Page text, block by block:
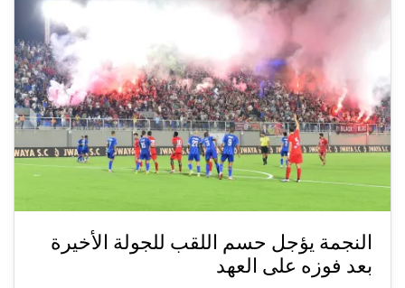
النجمة يؤجل حسم اللقب للجولة الأخيرة
بعد فوزه على العهد